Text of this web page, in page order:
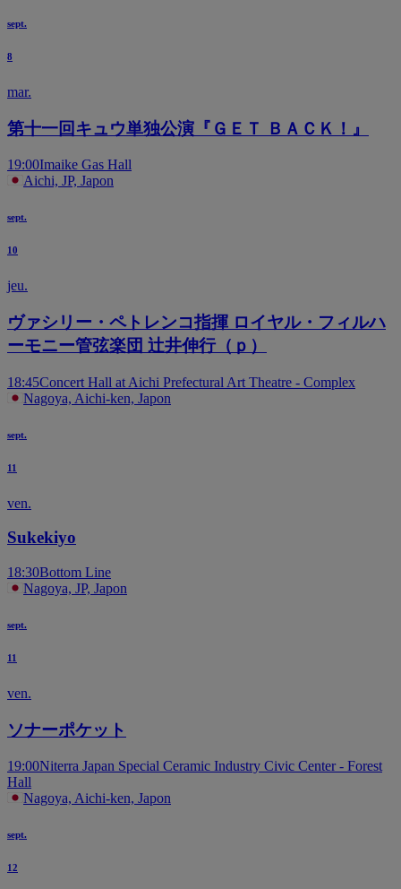
sept.
8
mar.
第十一回キュウ単独公演『ＧＥＴ ＢＡＣＫ！』
19:00Imaike Gas Hall
Aichi, JP, Japon
sept.
10
jeu.
ヴァシリー・ペトレンコ指揮 ロイヤル・フィルハ
ーモニー管弦楽団 辻井伸行（ｐ）
18:45Concert Hall at Aichi Prefectural Art Theatre - Complex
Nagoya, Aichi-ken, Japon
sept.
11
ven.
Sukekiyo
18:30Bottom Line
Nagoya, JP, Japon
sept.
11
ven.
ソナーポケット
19:00Niterra Japan Special Ceramic Industry Civic Center - Forest
Hall
Nagoya, Aichi-ken, Japon
sept.
12